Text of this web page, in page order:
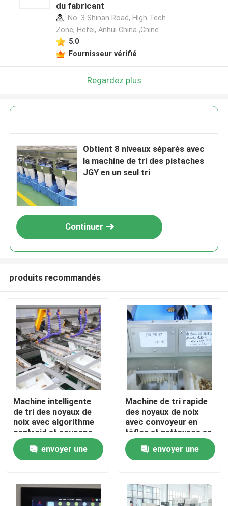
Maison
Vidéos
du fabricant
No. 3 Shinan Road, High Tech
Zone, Hefei, Anhui China ,Chine
5.0
Fournisseur vérifié
Regardez plus
Obtient 8 niveaux séparés avec
la machine de tri des pistaches
JGY en un seul tri
Continuer
produits recommandés
Machine intelligente
de tri des noyaux de
noix avec algorithme
centroid et soupape
solénoïde à haute
fréquence, éliminant
les contaminants et
rendement de qualité à
envoyer une
Machine de tri rapide
des noyaux de noix
avec convoyeur en
téflon et nettoyage en
temps réel,
permettant un tri sans
danger pour les
enregistrements de
classement traçables
à 280~360 kg/h
envoyer une